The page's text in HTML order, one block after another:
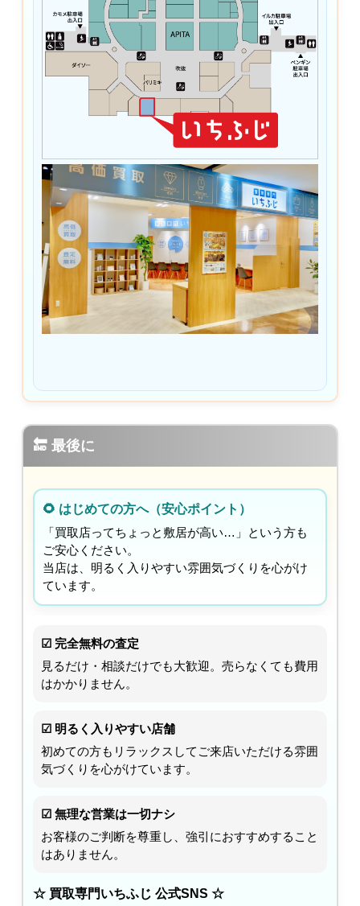
🔚 最後に
🌻 はじめての方へ（安心ポイント）
「買取店ってちょっと敷居が高い…」という方も
ご安心ください。
当店は、明るく入りやすい雰囲気づくりを心がけ
ています。
☑ 完全無料の査定
見るだけ・相談だけでも大歓迎。売らなくても費用
はかかりません。
☑ 明るく入りやすい店舗
初めての方もリラックスしてご来店いただける雰囲
気づくりを心がけています。
☑ 無理な営業は一切ナシ
お客様のご判断を尊重し、強引におすすめすること
はありません。
☆ 買取専門いちふじ 公式SNS ☆